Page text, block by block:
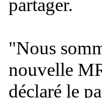
partager.
"Nous
nouvelle
déclaré le